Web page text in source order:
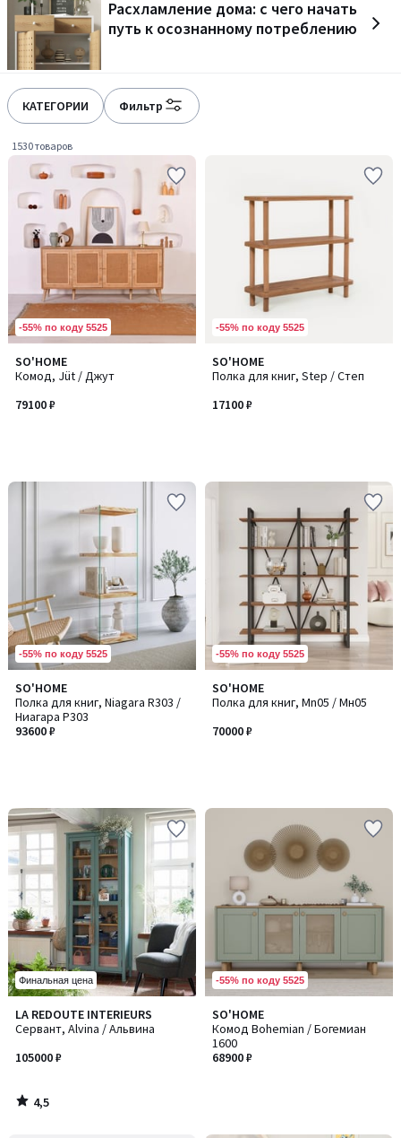
gauche
Расхламление дома: с чего начать
путь к осознанному потреблению
КАТЕГОРИИ Фильтр
1530 товаров
-55% по коду 5525
SO'HOME
Комод, Jüt / Джут
79100 ₽
-55% по коду 5525
SO'HOME
Полка для книг, Step / Степ
17100 ₽
-55% по коду 5525
SO'HOME
Полка для книг, Niagara R303 /
Ниагара Р303
93600 ₽
-55% по коду 5525
SO'HOME
Полка для книг, Mn05 / Мн05
70000 ₽
Финальная цена
LA REDOUTE INTERIEURS
Cервант, Alvina / Альвина
105000 ₽
4,5
/ 5
4,5
/
-55% по коду 5525
SO'HOME
Комод Bohemian / Богемиан
1600
68900 ₽